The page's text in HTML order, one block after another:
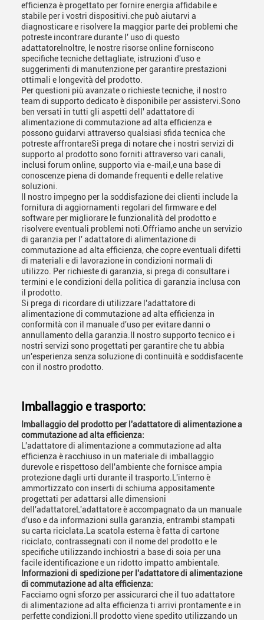
efficienza è progettato per fornire energia affidabile e
stabile per i vostri dispositivi.che può aiutarvi a
diagnosticare e risolvere la maggior parte dei problemi che
potreste incontrare durante l' uso di questo
adattatoreInoltre, le nostre risorse online forniscono
specifiche tecniche dettagliate, istruzioni d'uso e
suggerimenti di manutenzione per garantire prestazioni
ottimali e longevità del prodotto.
Per questioni più avanzate o richieste tecniche, il nostro
team di supporto dedicato è disponibile per assistervi.Sono
ben versati in tutti gli aspetti dell' adattatore di
alimentazione di commutazione ad alta efficienza e
possono guidarvi attraverso qualsiasi sfida tecnica che
potreste affrontareSi prega di notare che i nostri servizi di
supporto al prodotto sono forniti attraverso vari canali,
inclusi forum online, supporto via e-mail,e una base di
conoscenze piena di domande frequenti e delle relative
soluzioni.
Il nostro impegno per la soddisfazione dei clienti include la
fornitura di aggiornamenti regolari del firmware e del
software per migliorare le funzionalità del prodotto e
risolvere eventuali problemi noti.Offriamo anche un servizio
di garanzia per l' adattatore di alimentazione di
commutazione ad alta efficienza, che copre eventuali difetti
di materiali e di lavorazione in condizioni normali di
utilizzo. Per richieste di garanzia, si prega di consultare i
termini e le condizioni della politica di garanzia inclusa con
il prodotto.
Si prega di ricordare di utilizzare l'adattatore di
alimentazione di commutazione ad alta efficienza in
conformità con il manuale d'uso per evitare danni o
annullamento della garanzia.Il nostro supporto tecnico e i
nostri servizi sono progettati per garantire che tu abbia
un'esperienza senza soluzione di continuità e soddisfacente
con il nostro prodotto.
Imballaggio e trasporto:
Imballaggio del prodotto per l'adattatore di alimentazione a
commutazione ad alta efficienza:
L'adattatore di alimentazione a commutazione ad alta
efficienza è racchiuso in un materiale di imballaggio
durevole e rispettoso dell'ambiente che fornisce ampia
protezione dagli urti durante il trasporto.L'interno è
ammortizzato con inserti di schiuma appositamente
progettati per adattarsi alle dimensioni
dell'adattatoreL'adattatore è accompagnato da un manuale
d'uso e da informazioni sulla garanzia, entrambi stampati
su carta riciclata.La scatola esterna è fatta di cartone
riciclato, contrassegnati con il nome del prodotto e le
specifiche utilizzando inchiostri a base di soia per una
facile identificazione e un ridotto impatto ambientale.
Informazioni di spedizione per l'adattatore di alimentazione
di commutazione ad alta efficienza:
Facciamo ogni sforzo per assicurarci che il tuo adattatore
di alimentazione ad alta efficienza ti arrivi prontamente e in
perfette condizioni.Il prodotto viene spedito utilizzando un